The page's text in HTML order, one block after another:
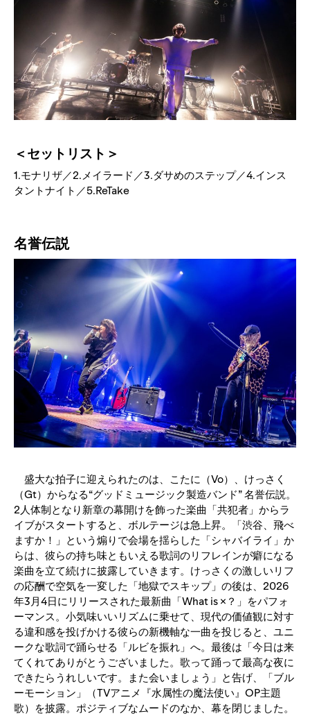
＜セットリスト＞
1.モナリザ／2.メイラード／3.ダサめのステップ／4.インス
タントナイト／5.ReTake
名誉伝説
盛大な拍子に迎えられたのは、こたに（Vo）、けっさく
（Gt）からなる“グッドミュージック製造バンド” 名誉伝説。
2人体制となり新章の幕開けを飾った楽曲「共犯者」からラ
イブがスタートすると、ボルテージは急上昇。「渋谷、飛べ
ますか！」という煽りで会場を揺らした「シャバイライ」か
らは、彼らの持ち味ともいえる歌詞のリフレインが癖になる
楽曲を立て続けに披露していきます。けっさくの激しいリフ
の応酬で空気を一変した「地獄でスキップ」の後は、2026
年3月4日にリリースされた最新曲「What is ×？」をパフォ
ーマンス。小気味いいリズムに乗せて、現代の価値観に対す
る違和感を投げかける彼らの新機軸な一曲を投じると、ユニ
ークな歌詞で踊らせる「ルビを振れ」へ。最後は「今日は来
てくれてありがとうございました。歌って踊って最高な夜に
できたらうれしいです。また会いましょう」と告げ、「ブル
ーモーション」（TVアニメ『水属性の魔法使い』OP主題
歌）を披露。ポジティブなムードのなか、幕を閉じました。